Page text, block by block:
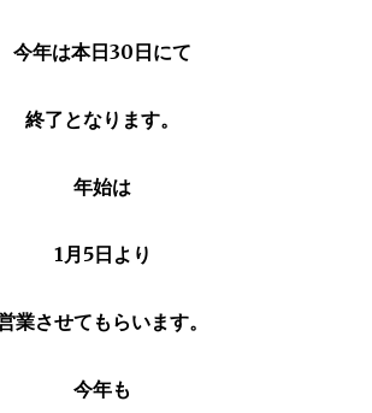
今年は本日30日にて
終了となります。
年始は
1月5日より
業させてもらいます。
今年も